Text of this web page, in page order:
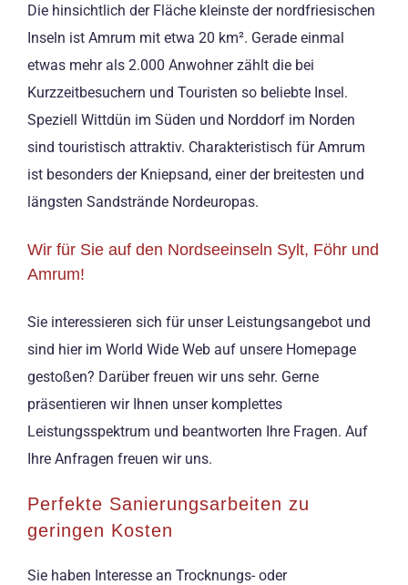
Die hinsichtlich der Fläche kleinste der nordfriesischen
Inseln ist Amrum mit etwa 20 km². Gerade einmal
etwas mehr als 2.000 Anwohner zählt die bei
Kurzzeitbesuchern und Touristen so beliebte Insel.
Speziell Wittdün im Süden und Norddorf im Norden
sind touristisch attraktiv. Charakteristisch für Amrum
ist besonders der Kniepsand, einer der breitesten und
längsten Sandstrände Nordeuropas.
Wir für Sie auf den Nordseeinseln Sylt, Föhr und
Amrum!
Sie interessieren sich für unser Leistungsangebot und
sind hier im World Wide Web auf unsere Homepage
gestoßen? Darüber freuen wir uns sehr. Gerne
präsentieren wir Ihnen unser komplettes
Leistungsspektrum und beantworten Ihre Fragen. Auf
Ihre Anfragen freuen wir uns.
Perfekte Sanierungsarbeiten zu
geringen Kosten
Sie haben Interesse an Trocknungs- oder